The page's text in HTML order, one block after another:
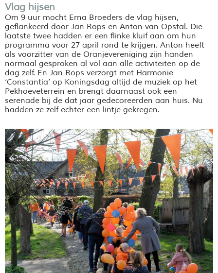
Vlag hijsen
Om 9 uur mocht Erna Broeders de vlag hijsen,
geflankeerd door Jan Rops en Anton van Opstal. Die
laatste twee hadden er een flinke kluif aan om hun
programma voor 27 april rond te krijgen. Anton heeft
als voorzitter van de Oranjevereniging zijn handen
normaal gesproken al vol aan alle activiteiten op de
dag zelf. En Jan Rops verzorgt met Harmonie
‘Constantia’ op Koningsdag altijd de muziek op het
Pekhoeveterrein en brengt daarnaast ook een
serenade bij de dat jaar gedecoreerden aan huis. Nu
hadden ze zelf echter een lintje gekregen.